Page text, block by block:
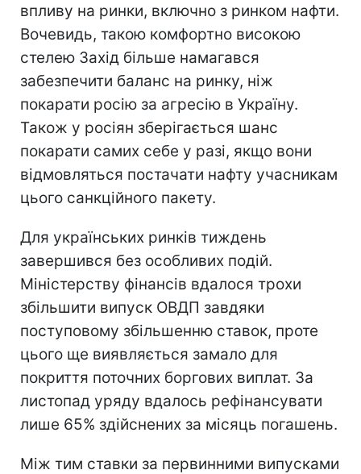
впливу на ринки, включно з ринком нафти.
Вочевидь, такою комфортно високою
стелею Захід більше намагався
забезпечити баланс на ринку, ніж
покарати росію за агресію в Україну.
Також у росіян зберігається шанс
покарати самих себе у разі, якщо вони
відмовляться постачати нафту учасникам
цього санкційного пакету.
Для українських ринків тиждень
завершився без особливих подій.
Міністерству фінансів вдалося трохи
збільшити випуск ОВДП завдяки
поступовому збільшенню ставок, проте
цього ще виявляється замало для
покриття поточних боргових виплат. За
листопад уряду вдалось рефінансувати
лише 65% здійснених за місяць погашень.
Між тим ставки за первинними випусками